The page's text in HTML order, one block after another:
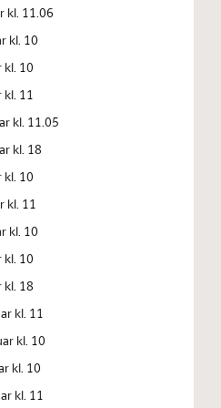
kl. 11.06
kl. 10
kl. 10
kl. 11
kl. 11.05
kl. 18
10
kl. 11
kl. 10
10
18
kl. 11
kl. 10
kl. 10
kl. 11